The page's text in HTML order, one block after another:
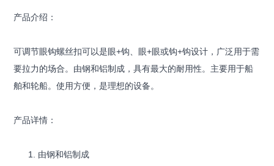
产品介绍：
可调节眼钩螺丝扣可以是眼+钩、眼+眼或钩+钩设计，广泛用于需
要拉力的场合。由钢和铝制成，具有最大的耐用性。主要用于船
舶和轮船。使用方便，是理想的设备。
产品详情：
由钢和铝制成